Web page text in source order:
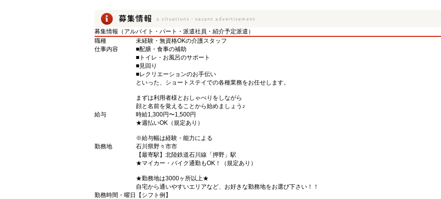
募集情報（アルバイト・パート・派遣社員・紹介予定派遣）
職種
未経験・無資格OKの介護スタッフ
仕事内容
■配膳・食事の補助
■トイレ・お風呂のサポート
■見回り
■レクリエーションのお手伝い
といった、ショートステイでの各種業務をお任せします。
まずは利用者様とおしゃべりをしながら
顔と名前を覚えることから始めましょう♪
給与
時給1,300円〜1,500円
★週払いOK（規定あり）
※給与幅は経験・能力による
勤務地
石川県野々市市
【最寄駅】北陸鉄道石川線「押野」駅
★マイカー・バイク通勤もOK！（規定あり）
★勤務地は3000ヶ所以上★
自宅から通いやすいエリアなど、お好きな勤務地をお選び下さい！！
勤務時間・曜日
【シフト例】